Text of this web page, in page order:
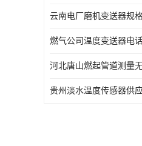
云南电厂磨机变送器规
燃气公司温度变送器电
贵州淡水温度传感器供